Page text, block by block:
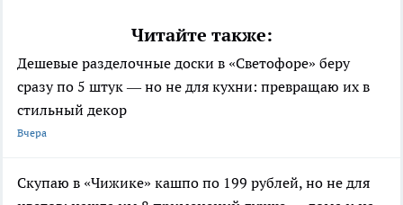
Читайте также:
Дешевые разделочные доски в «Светофоре» беру
сразу по 5 штук — но не для кухни: превращаю их в
стильный декор
Вчера
Скупаю в «Чижике» кашпо по 199 рублей, но не для